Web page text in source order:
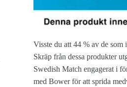
Visste du att 44 % av de som
Skräp från dessa produkter
Swedish Match engagerat i
med Bower för att sprida